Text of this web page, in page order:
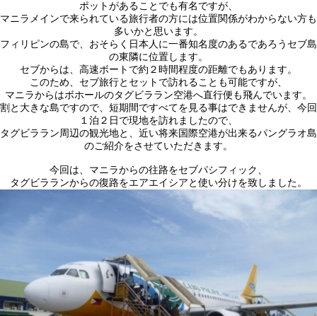
ポットがあることでも有名ですが、
マニラメインで来られている旅行者の方には位置関係がわからない方も
多いかと思います。
フィリピンの島で、おそらく日本人に一番知名度のあるであろうセブ島
の東隣に位置します。
セブからは、高速ボートで約２時間程度の距離でもあります。
このため、セブ旅行とセットで訪れることも可能ですが、
マニラからはボホールのタグビララン空港へ直行便も飛んでいます。
割と大きな島ですので、短期間ですべてを見る事はできませんが、今回
１泊２日で現地を訪れましたので、
タグビララン周辺の観光地と、近い将来国際空港が出来るパングラオ島
のご紹介をさせていただきます。
今回は、マニラからの往路をセブパシフィック、
タグビラランからの復路をエアエイシアと使い分けを致しました。